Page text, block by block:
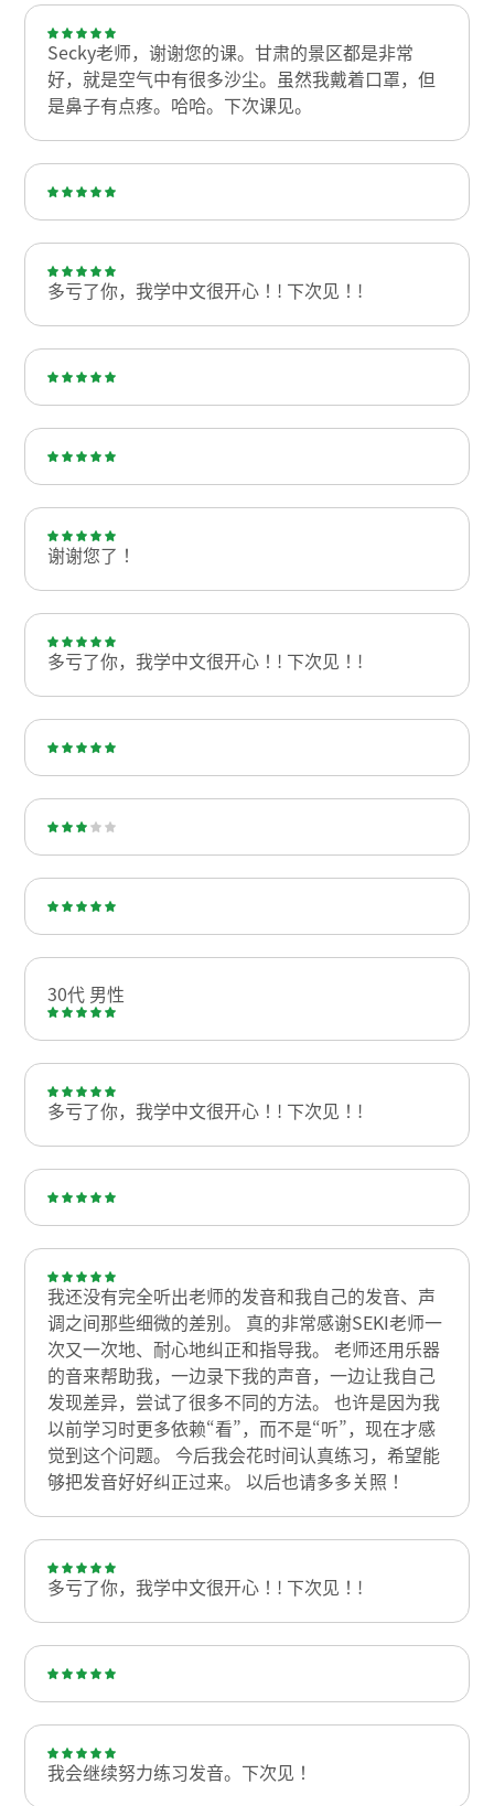
Secky老师，谢谢您的课。甘肃的景区都是非常
好，就是空气中有很多沙尘。虽然我戴着口罩，但
是鼻子有点疼。哈哈。下次课见。
多亏了你，我学中文很开心！! 下次见！!
谢谢您了！
多亏了你，我学中文很开心！! 下次见！!
30代 男性
多亏了你，我学中文很开心！! 下次见！!
我还没有完全听出老师的发音和我自己的发音、声
调之间那些细微的差别。 真的非常感谢SEKI老师一
次又一次地、耐心地纠正和指导我。 老师还用乐器
的音来帮助我，一边录下我的声音，一边让我自己
发现差异，尝试了很多不同的方法。 也许是因为我
以前学习时更多依赖“看”，而不是“听”，现在才感
觉到这个问题。 今后我会花时间认真练习，希望能
够把发音好好纠正过来。 以后也请多多关照！
多亏了你，我学中文很开心！! 下次见！!
我会继续努力练习发音。下次见！